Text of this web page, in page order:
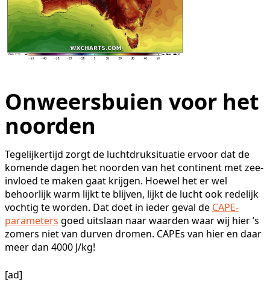
Onweersbuien voor het
noorden
Tegelijkertijd zorgt de luchtdruksituatie ervoor dat de
komende dagen het noorden van het continent met zee-
invloed te maken gaat krijgen. Hoewel het er wel
behoorlijk warm lijkt te blijven, lijkt de lucht ook redelijk
vochtig te worden. Dat doet in ieder geval de CAPE-
parameters goed uitslaan naar waarden waar wij hier ’s
zomers niet van durven dromen. CAPEs van hier en daar
meer dan 4000 J/kg!
[ad]